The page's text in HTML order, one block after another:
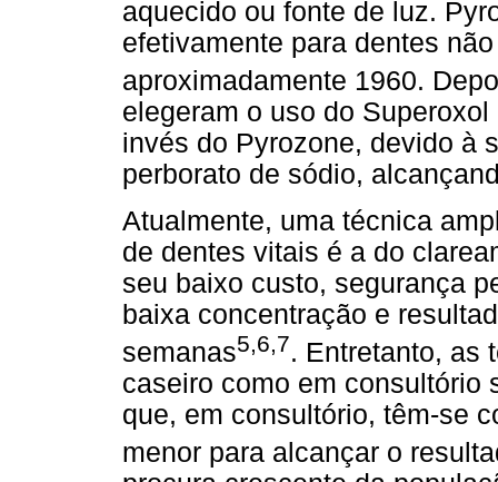
aquecido ou fonte de luz.
efetivamente para dentes
aproximadamente 1960.
elegeram o uso do
invés do Pyrozone, devido à
perborato de sódio,
Atualmente, uma técnica
de dentes vitais é a do
seu baixo custo, segurança
baixa concentração e
semanas5,6,7. Entretanto, as
caseiro como em consultório
que, em consultório, têm-se
menor para alcançar o